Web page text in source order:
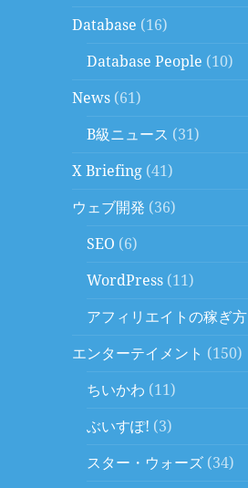
Database (16)
Database People (10)
News (61)
B級ニュース (31)
X Briefing (41)
ウェブ開発 (36)
SEO (6)
WordPress (11)
アフィリエイトの稼ぎ方
エンターテイメント (150)
ちいかわ (11)
ぶいすぽ! (3)
スター・ウォーズ (34)